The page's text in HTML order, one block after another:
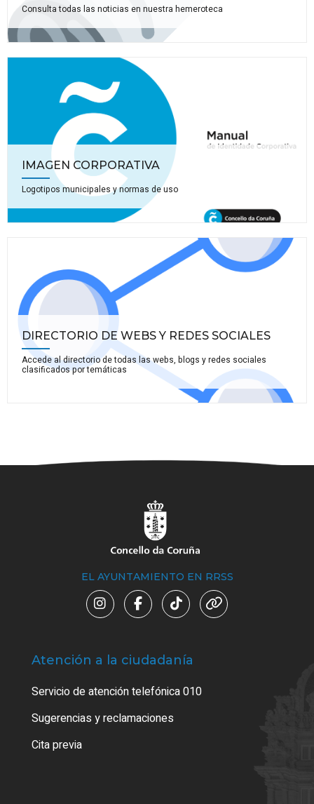
Consulta todas las noticias en nuestra hemeroteca
IMAGEN CORPORATIVA
Logotipos municipales y normas de uso
DIRECTORIO DE WEBS Y REDES SOCIALES
Accede al directorio de todas las webs, blogs y redes sociales
clasificados por temáticas
EL AYUNTAMIENTO EN RRSS
Atención a la ciudadanía
Servicio de atención telefónica 010
Sugerencias y reclamaciones
Cita previa